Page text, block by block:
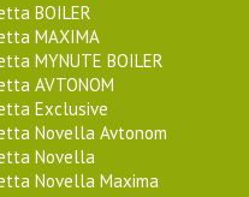
BOILER
MAXIMA
MYNUTE BOILER
AVTONOM
Exclusive
Novella Avtonom
Novella
Novella Maxima